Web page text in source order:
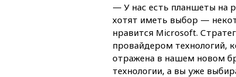
— У нас есть планшеты на
хотят иметь выбор —
нравится Microsoft.
провайдером технологий,
отражена в нашем новом
технологии, а вы уже